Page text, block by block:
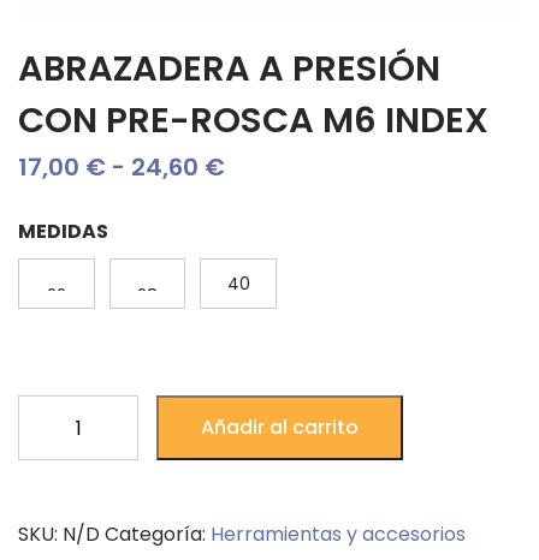
ABRAZADERA A PRESIÓN
CON PRE-ROSCA M6 INDEX
17,00 € - 24,60 €Rango
precios:
desde
24,60 €
MEDIDAS
22
28
40
PRE-
Añadir al carrito
SKU: N/DCategoría: Herramientas y accesorios